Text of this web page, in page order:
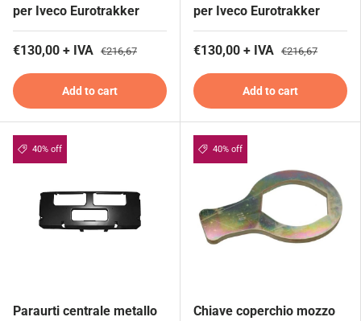
per Iveco Eurotrakker
€130,00 + IVA €216,67
Add to cart
per Iveco Eurotrakker
€130,00 + IVA €216,67
Add to cart
40% off
Paraurti centrale metallo
40% off
Chiave coperchio mozzo